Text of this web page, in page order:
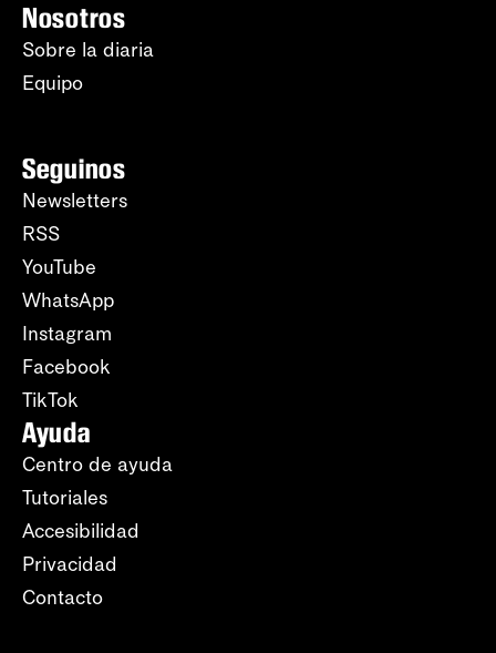
Nosotros
Sobre la diaria
Equipo
Seguinos
Newsletters
RSS
YouTube
WhatsApp
Instagram
Facebook
TikTok
Ayuda
Centro de ayuda
Tutoriales
Accesibilidad
Privacidad
Contacto